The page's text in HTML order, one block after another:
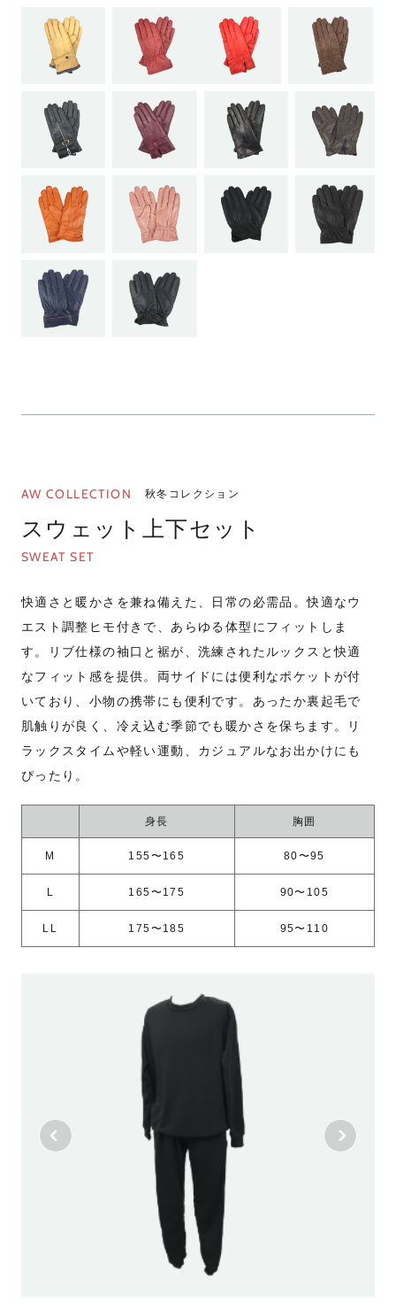
AW COLLECTION 秋冬コレクション
スウェット上下セット
SWEAT SET
快適さと暖かさを兼ね備えた、日常の必需品。快適なウ
エスト調整ヒモ付きで、あらゆる体型にフィットしま
す。リブ仕様の袖口と裾が、洗練されたルックスと快適
なフィット感を提供。両サイドには便利なポケットが付
いており、小物の携帯にも便利です。あったか裏起毛で
肌触りが良く、冷え込む季節でも暖かさを保ちます。リ
ラックスタイムや軽い運動、カジュアルなお出かけにも
ぴったり。
身長 胸囲
M 155〜165 80〜95
L 165〜175 90〜105
LL 175〜185 95〜110